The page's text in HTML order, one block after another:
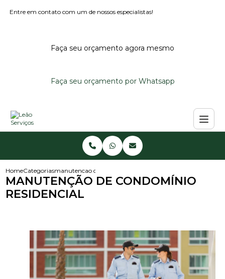
Entre em contato com um de nossos especialistas!
Faça seu orçamento agora mesmo
Faça seu orçamento por Whatsapp
HomeCategoriasmanutencao de condominio residencial
MANUTENÇÃO DE CONDOMÍNIO
RESIDENCIAL